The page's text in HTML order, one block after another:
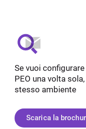
Se vuoi configurare
PEO una volta
stesso ambiente
Scarica la